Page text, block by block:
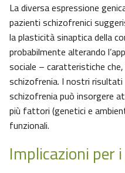
La diversa espressione
pazienti schizofrenici
la plasticità sinaptica della
probabilmente alterando
sociale – caratteristiche
schizofrenia. I nostri risultati
schizofrenia può insorgere
più fattori (genetici e
funzionali.
Implicazioni per